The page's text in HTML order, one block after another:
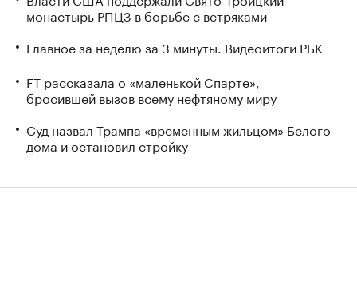
монастырь РПЦЗ в борьбе с ветряками
Главное за неделю за 3 минуты. Видеоитоги РБК
FT рассказала о «маленькой Спарте»,
бросившей вызов всему нефтяному миру
Суд назвал Трампа «временным жильцом» Белого
дома и остановил стройку